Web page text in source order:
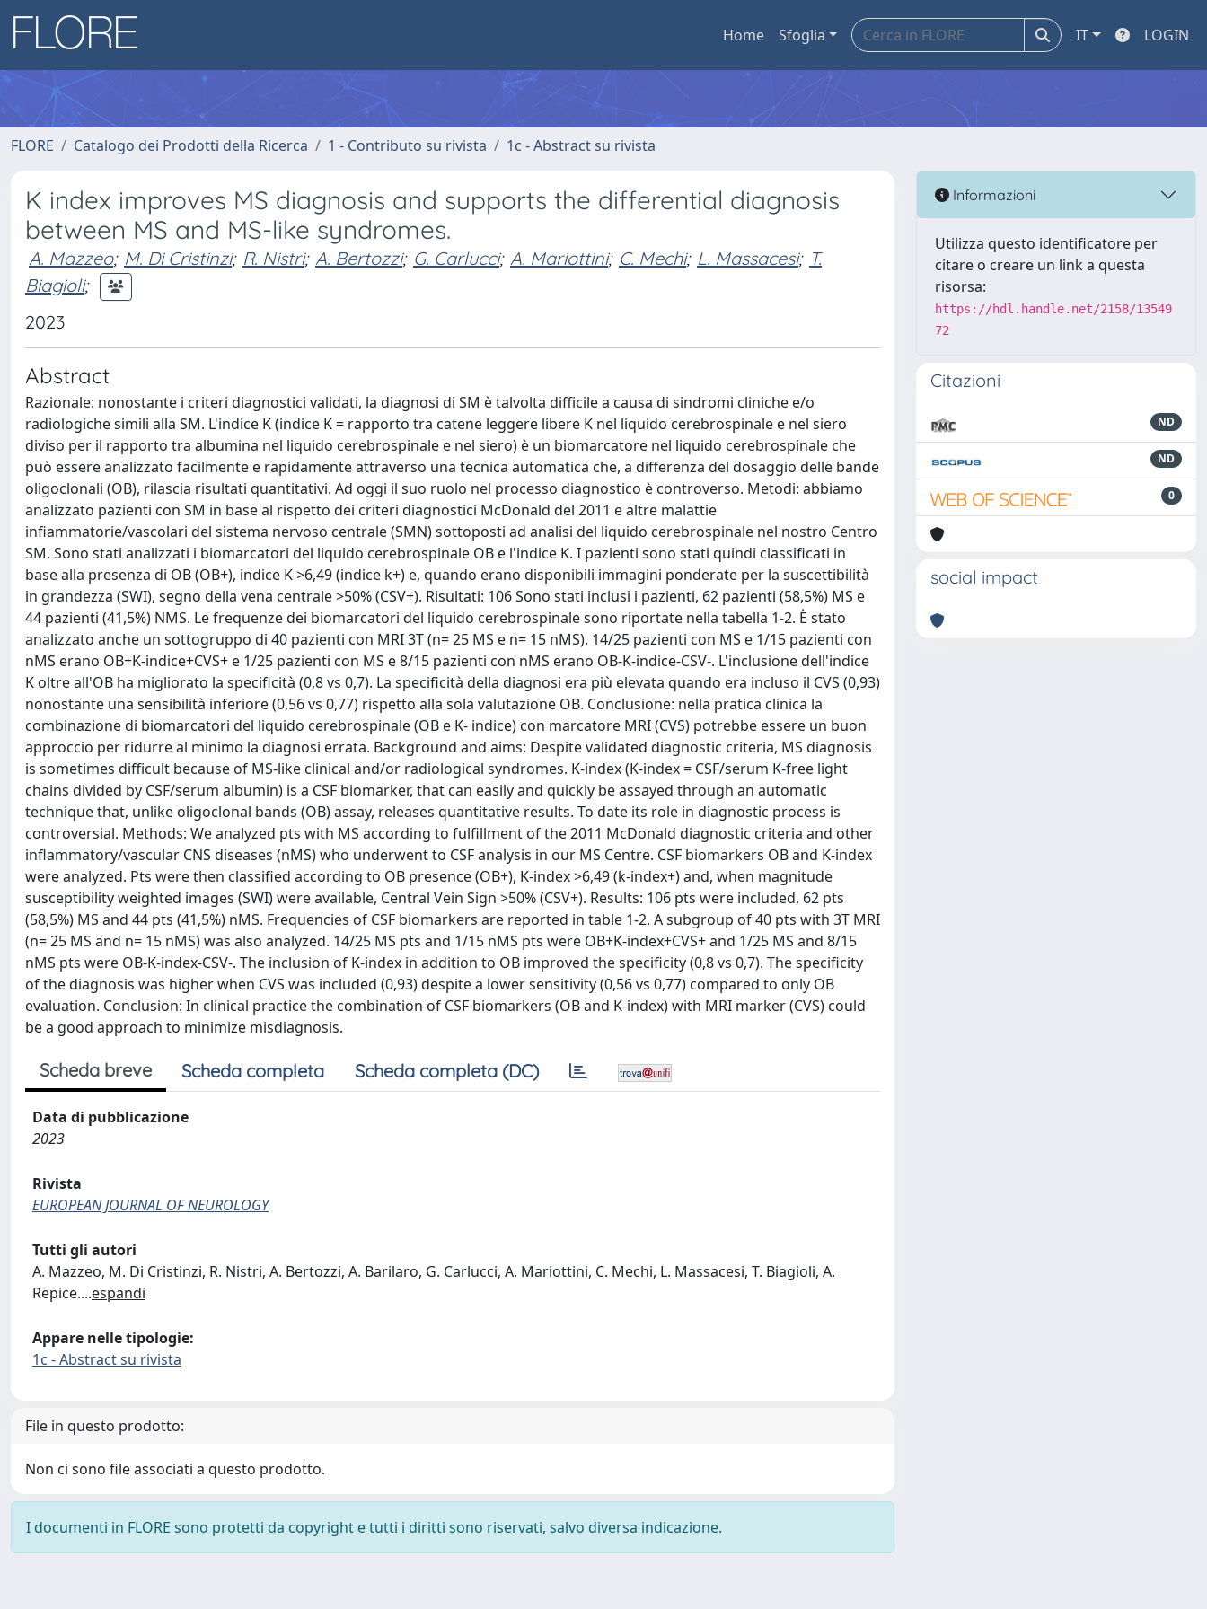
Home Sfoglia IT LOGIN
FLORE Catalogo dei Prodotti della Ricerca 1 - Contributo su rivista 1c - Abstract su rivista
K index improves MS diagnosis and supports the differential diagnosis
between MS and MS-like syndromes.
A. Mazzeo; M. Di Cristinzi; R. Nistri; A. Bertozzi; G. Carlucci; A. Mariottini; C. Mechi; L. Massacesi; T.
Biagioli;
2023
Abstract
Razionale: nonostante i criteri diagnostici validati, la diagnosi di SM è talvolta difficile a causa di sindromi cliniche e/o
radiologiche simili alla SM. L'indice K (indice K = rapporto tra catene leggere libere K nel liquido cerebrospinale e nel siero
diviso per il rapporto tra albumina nel liquido cerebrospinale e nel siero) è un biomarcatore nel liquido cerebrospinale che
può essere analizzato facilmente e rapidamente attraverso una tecnica automatica che, a differenza del dosaggio delle bande
oligoclonali (OB), rilascia risultati quantitativi. Ad oggi il suo ruolo nel processo diagnostico è controverso. Metodi: abbiamo
analizzato pazienti con SM in base al rispetto dei criteri diagnostici McDonald del 2011 e altre malattie
infiammatorie/vascolari del sistema nervoso centrale (SMN) sottoposti ad analisi del liquido cerebrospinale nel nostro Centro
SM. Sono stati analizzati i biomarcatori del liquido cerebrospinale OB e l'indice K. I pazienti sono stati quindi classificati in
base alla presenza di OB (OB+), indice K >6,49 (indice k+) e, quando erano disponibili immagini ponderate per la suscettibilità
in grandezza (SWI), segno della vena centrale >50% (CSV+). Risultati: 106 Sono stati inclusi i pazienti, 62 pazienti (58,5%) MS e
44 pazienti (41,5%) NMS. Le frequenze dei biomarcatori del liquido cerebrospinale sono riportate nella tabella 1-2. È stato
analizzato anche un sottogruppo di 40 pazienti con MRI 3T (n= 25 MS e n= 15 nMS). 14/25 pazienti con MS e 1/15 pazienti con
nMS erano OB+K-indice+CVS+ e 1/25 pazienti con MS e 8/15 pazienti con nMS erano OB-K-indice-CSV-. L'inclusione dell'indice
K oltre all'OB ha migliorato la specificità (0,8 vs 0,7). La specificità della diagnosi era più elevata quando era incluso il CVS (0,93)
nonostante una sensibilità inferiore (0,56 vs 0,77) rispetto alla sola valutazione OB. Conclusione: nella pratica clinica la
combinazione di biomarcatori del liquido cerebrospinale (OB e K- indice) con marcatore MRI (CVS) potrebbe essere un buon
approccio per ridurre al minimo la diagnosi errata. Background and aims: Despite validated diagnostic criteria, MS diagnosis
is sometimes difficult because of MS-like clinical and/or radiological syndromes. K-index (K-index = CSF/serum K-free light
chains divided by CSF/serum albumin) is a CSF biomarker, that can easily and quickly be assayed through an automatic
technique that, unlike oligoclonal bands (OB) assay, releases quantitative results. To date its role in diagnostic process is
controversial. Methods: We analyzed pts with MS according to fulfillment of the 2011 McDonald diagnostic criteria and other
inflammatory/vascular CNS diseases (nMS) who underwent to CSF analysis in our MS Centre. CSF biomarkers OB and K-index
were analyzed. Pts were then classified according to OB presence (OB+), K-index >6,49 (k-index+) and, when magnitude
susceptibility weighted images (SWI) were available, Central Vein Sign >50% (CSV+). Results: 106 pts were included, 62 pts
(58,5%) MS and 44 pts (41,5%) nMS. Frequencies of CSF biomarkers are reported in table 1-2. A subgroup of 40 pts with 3T MRI
(n= 25 MS and n= 15 nMS) was also analyzed. 14/25 MS pts and 1/15 nMS pts were OB+K-index+CVS+ and 1/25 MS and 8/15
nMS pts were OB-K-index-CSV-. The inclusion of K-index in addition to OB improved the specificity (0,8 vs 0,7). The specificity
of the diagnosis was higher when CVS was included (0,93) despite a lower sensitivity (0,56 vs 0,77) compared to only OB
evaluation. Conclusion: In clinical practice the combination of CSF biomarkers (OB and K-index) with MRI marker (CVS) could
be a good approach to minimize misdiagnosis.
Scheda breve Scheda completa Scheda completa (DC)
Data di pubblicazione
2023
Rivista
EUROPEAN JOURNAL OF NEUROLOGY
Tutti gli autori
A. Mazzeo, M. Di Cristinzi, R. Nistri, A. Bertozzi, A. Barilaro, G. Carlucci, A. Mariottini, C. Mechi, L. Massacesi, T. Biagioli, A.
Repice....espandi
Appare nelle tipologie:
1c - Abstract su rivista
File in questo prodotto:
Non ci sono file associati a questo prodotto.
I documenti in FLORE sono protetti da copyright e tutti i diritti sono riservati, salvo diversa indicazione.
Informazioni
Utilizza questo identificatore per
citare o creare un link a questa
risorsa:
https://hdl.handle.net/2158/13549
72
Citazioni
ND
ND
0
social impact